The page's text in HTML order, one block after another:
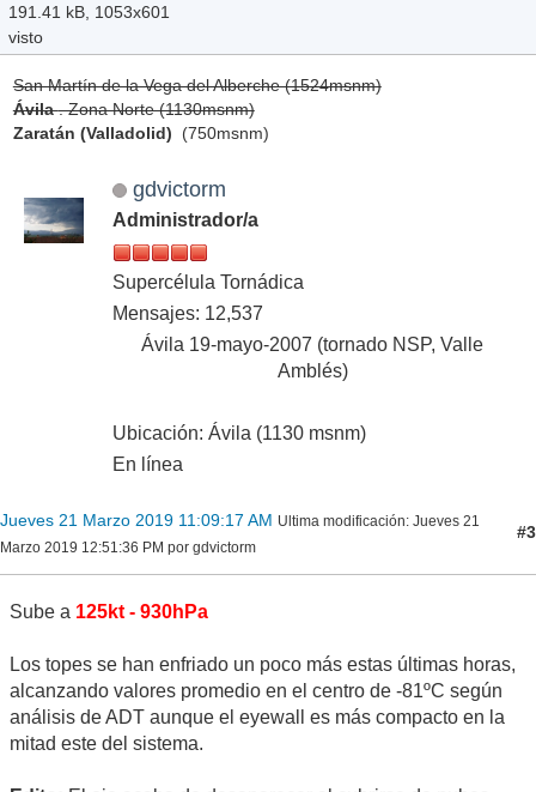
191.41 kB, 1053x601
visto
San Martín de la Vega del Alberche (1524msnm)
Ávila. Zona Norte (1130msnm)
Zaratán (Valladolid) (750msnm)
gdvictorm
Administrador/a
Supercélula Tornádica
Mensajes: 12,537
Ávila 19-mayo-2007 (tornado NSP, Valle
Amblés)
Ubicación: Ávila (1130 msnm)
En línea
Jueves 21 Marzo 2019 11:09:17 AM Ultima modificación: Jueves 21
Marzo 2019 12:51:36 PM por gdvictorm
#3
Sube a 125kt - 930hPa
Los topes se han enfriado un poco más estas últimas horas,
alcanzando valores promedio en el centro de -81ºC según
análisis de ADT aunque el eyewall es más compacto en la
mitad este del sistema.